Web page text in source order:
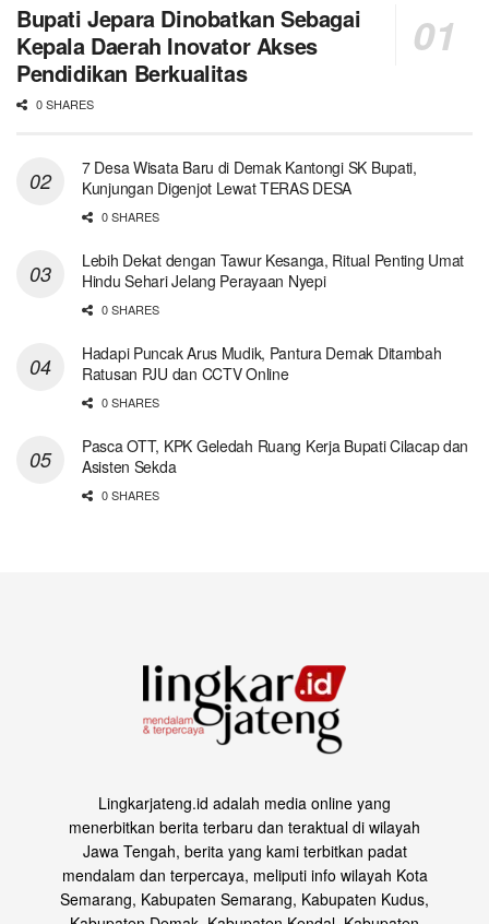
Bupati Jepara Dinobatkan Sebagai
Kepala Daerah Inovator Akses
Pendidikan Berkualitas
0 SHARES
7 Desa Wisata Baru di Demak Kantongi SK Bupati,
Kunjungan Digenjot Lewat TERAS DESA
0 SHARES
Lebih Dekat dengan Tawur Kesanga, Ritual Penting Umat
Hindu Sehari Jelang Perayaan Nyepi
0 SHARES
Hadapi Puncak Arus Mudik, Pantura Demak Ditambah
Ratusan PJU dan CCTV Online
0 SHARES
Pasca OTT, KPK Geledah Ruang Kerja Bupati Cilacap dan
Asisten Sekda
0 SHARES
Lingkarjateng.id adalah media online yang
menerbitkan berita terbaru dan teraktual di wilayah
Jawa Tengah, berita yang kami terbitkan padat
mendalam dan terpercaya, meliputi info wilayah Kota
Semarang, Kabupaten Semarang, Kabupaten Kudus,